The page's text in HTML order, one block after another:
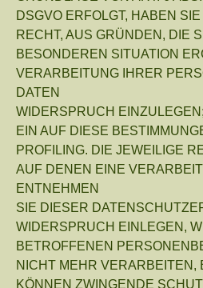
DSGVO ERFOLGT, HABEN
RECHT, AUS GRÜNDEN, DIE
BESONDEREN SITUATION
VERARBEITUNG IHRER
DATEN
WIDERSPRUCH
EIN AUF DIESE
PROFILING. DIE JEWEILIGE
AUF DENEN EINE
ENTNEHMEN
SIE DIESER
WIDERSPRUCH EINLEGEN,
BETROFFENEN
NICHT MEHR VERARBEITEN,
KÖNNEN ZWINGENDE